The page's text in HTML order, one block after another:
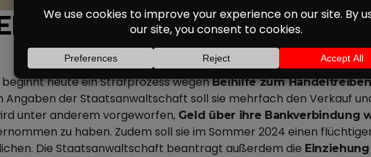
BEIHILFE ZUM
KAISERSLAUTERN
beginnt heute ein Strafprozess wegenBeihilfe zum
Angaben der Staatsanwaltschaft soll sie mehrfach den Verkauf
unter anderem vorgeworfen, Geld über ihre Bankverbindung
zu haben. Zudem soll sie im Sommer 2024 einen
Die Staatsanwaltschaft beantragt außerdem die